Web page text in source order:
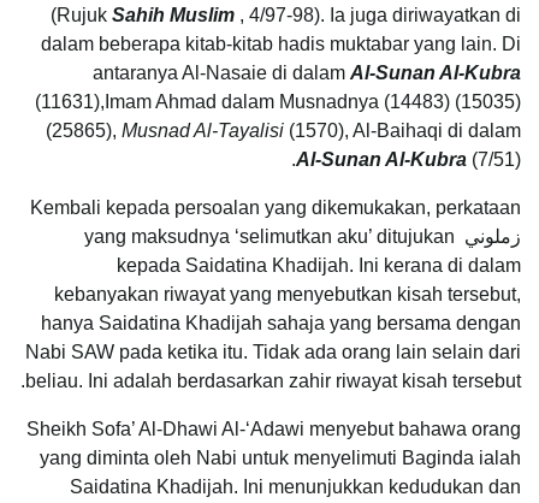
(Rujuk Sahih Muslim , 4/97-98). Ia juga diriwayatkan di
dalam beberapa kitab-kitab hadis muktabar yang lain. Di
antaranya Al-Nasaie di dalam Al-Sunan Al-Kubra
(11631),Imam Ahmad dalam Musnadnya (14483) (15035)
(25865), Musnad Al-Tayalisi (1570), Al-Baihaqi di dalam
Al-Sunan Al-Kubra (7/51).
Kembali kepada persoalan yang dikemukakan, perkataan
زملوني yang maksudnya ‘selimutkan aku’ ditujukan
kepada Saidatina Khadijah. Ini kerana di dalam
kebanyakan riwayat yang menyebutkan kisah tersebut,
hanya Saidatina Khadijah sahaja yang bersama dengan
Nabi SAW pada ketika itu. Tidak ada orang lain selain dari
beliau. Ini adalah berdasarkan zahir riwayat kisah tersebut.
Sheikh Sofa’ Al-Dhawi Al-‘Adawi menyebut bahawa orang
yang diminta oleh Nabi untuk menyelimuti Baginda ialah
Saidatina Khadijah. Ini menunjukkan kedudukan dan